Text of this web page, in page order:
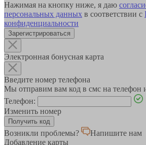
Нажимая на кнопку ниже, я даю
персональных данных в соответствии с
конфиденциальности
Зарегистрироваться
Электронная бонусная карта
Введите номер телефона
Мы отправим вам код в смс на телефон
Телефон:
Изменить номер
Возникли проблемы?
Напишите нам
Добавление карты